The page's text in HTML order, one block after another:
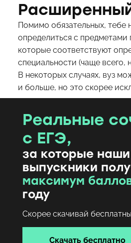
Помимо обязательных, тебе
определиться с предметами
которые соответствуют
специальности (чаще всего,
В некоторых случаях, вуз
и больше, но это скорее
Реальные
с ЕГЭ,
за которые наши
выпускники
максимум
году
Скорее скачивай
Скачать бесплатно